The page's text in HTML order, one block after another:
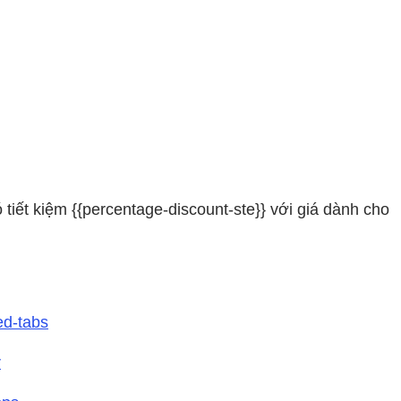
kiệm {{percentage-discount-ste}} với giá dành cho
tabs